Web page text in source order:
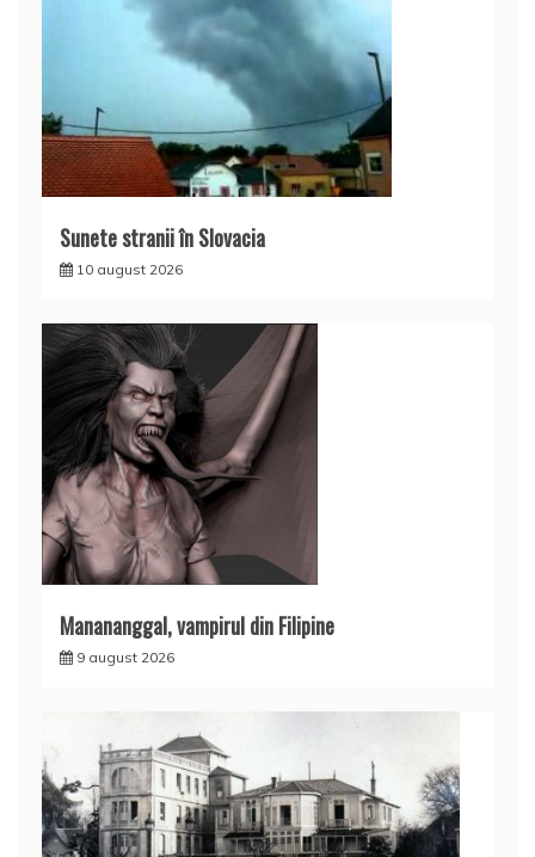
Sunete stranii în Slovacia
10 august 2026
Manananggal, vampirul din Filipine
9 august 2026